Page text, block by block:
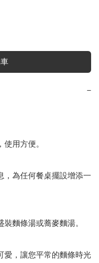
−
用方便。
，為任何餐桌擺設增添一
麵條湯或蕎麥麵湯。
愛，讓您平常的麵條時光